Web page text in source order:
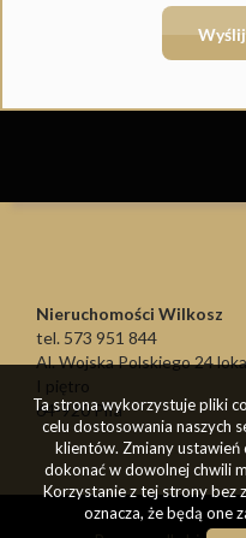
Nieruchomości Wilkosz
tel. 573 951 844
Al. Wojska Polskiego 24
I piętro
64-920 Piła
Ta strona wykorzystuje pliki
celu dostosowania naszych
klientów. Zmiany
dokonać w dowolnej chwili
Korzystanie z tej strony bez
oznacza, że będą one